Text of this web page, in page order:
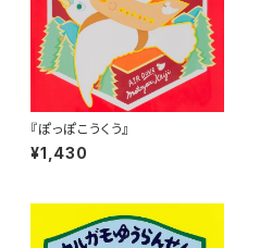
『ぽっぽこうくう』
¥1,430